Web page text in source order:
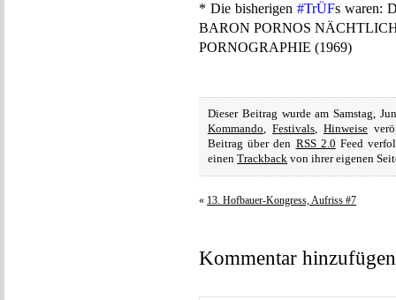
* Die bisherigen ‪ #‎TrÜFs‬ waren:
BARON PORNOS
PORNOGRAPHIE (1969)
Dieser Beitrag wurde am Samstag,
Kommando, Festivals, Hinweise
Beitrag über den RSS 2.0 Feed
einen Trackback von ihrer eigenen
« 13. Hofbauer-Kongress, Aufriss #7
Kommentar hinzufügen